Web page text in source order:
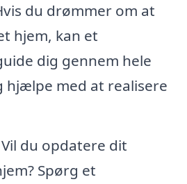
du drømmer om at
hjem, kan et
dig gennem hele
hjælpe med at realisere
Vil du opdatere dit
Spørg et